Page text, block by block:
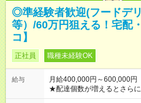
◎準経験者歓迎(フードデ
等）/60万円狙える！宅配
コ】
正社員 職種未経験OK
給与
月給400,000円～600,000円
★配達個数が増えるとさら
ど！ ・主要都市エリア 月収55万円／週5日稼働 月収65万~112